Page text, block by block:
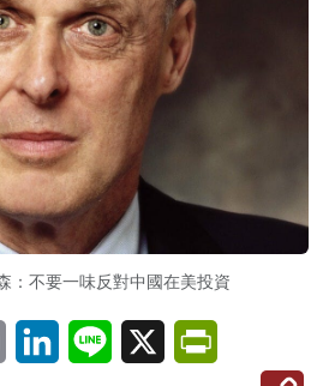
：不要一味反對中國在美投資
Email LinkedInLine X